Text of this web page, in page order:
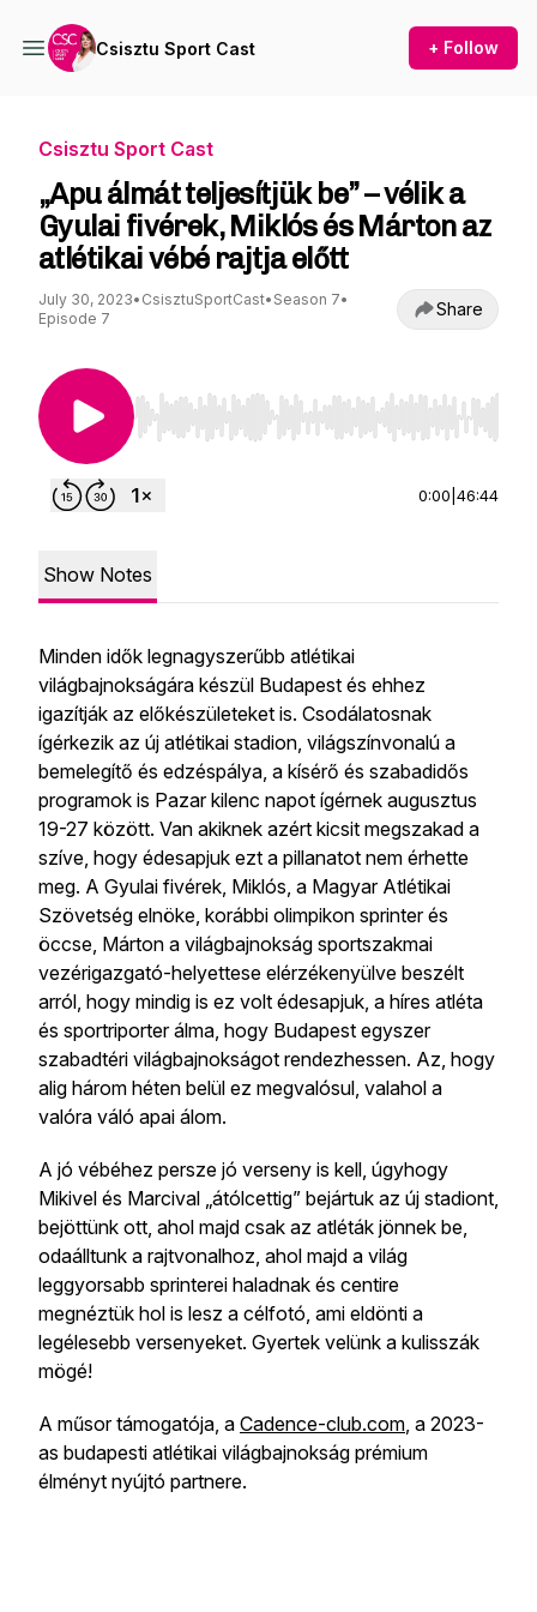
Csisztu Sport Cast + Follow
Csisztu Sport Cast
„Apu álmát teljesítjük be” – vélik a
Gyulai fivérek, Miklós és Márton az
atlétikai vébé rajtja előtt
July 30, 2023• CsisztuSportCast• Season 7•
Episode 7
Share
Use Left/Right to seek, Home/End to jump to
0:00 46:44
Show Notes
Minden idők legnagyszerűbb atlétikai
világbajnokságára készül Budapest és ehhez
igazítják az előkészületeket is. Csodálatosnak
ígérkezik az új atlétikai stadion, világszínvonalú a
bemelegítő és edzéspálya, a kísérő és szabadidős
programok is Pazar kilenc napot ígérnek augusztus
19-27 között. Van akiknek azért kicsit megszakad a
szíve, hogy édesapjuk ezt a pillanatot nem érhette
meg. A Gyulai fivérek, Miklós, a Magyar Atlétikai
Szövetség elnöke, korábbi olimpikon sprinter és
öccse, Márton a világbajnokság sportszakmai
vezérigazgató-helyettese elérzékenyülve beszélt
arról, hogy mindig is ez volt édesapjuk, a híres atléta
és sportriporter álma, hogy Budapest egyszer
szabadtéri világbajnokságot rendezhessen. Az, hogy
alig három héten belül ez megvalósul, valahol a
valóra váló apai álom.
A jó vébéhez persze jó verseny is kell, úgyhogy
Mikivel és Marcival „átólcettig” bejártuk az új stadiont,
bejöttünk ott, ahol majd csak az atléták jönnek be,
odaálltunk a rajtvonalhoz, ahol majd a világ
leggyorsabb sprinterei haladnak és centire
megnéztük hol is lesz a célfotó, ami eldönti a
legélesebb versenyeket. Gyertek velünk a kulisszák
mögé!
A műsor támogatója, a Cadence-club.com, a 2023-
as budapesti atlétikai világbajnokság prémium
élményt nyújtó partnere.